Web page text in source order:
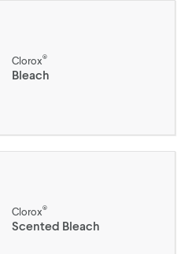
Clorox®
Bleach
Clorox®
Scented Bleach